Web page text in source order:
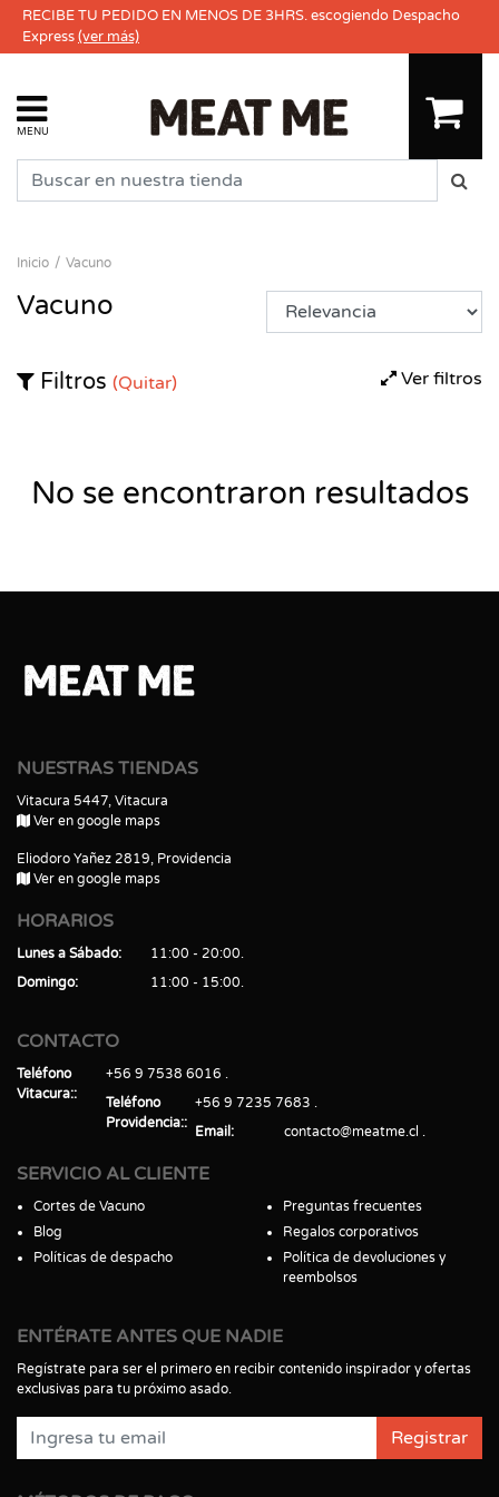
RECIBE TU PEDIDO EN MENOS DE 3HRS. escogiendo Despacho
Express(ver más)
MENU
Inicio Vacuno
Vacuno
Ver filtros
Filtros (Quitar)
No se encontraron resultados
NUESTRAS TIENDAS
Vitacura 5447, Vitacura
Ver en google maps
Eliodoro Yañez 2819, Providencia
Ver en google maps
HORARIOS
Lunes a Sábado
11:00 - 20:00
Domingo
11:00 - 15:00
CONTACTO
Teléfono
Vitacura:
+56 9 7538 6016
Teléfono
Providencia:
+56 9 7235 7683
Email
contacto@meatme.cl
SERVICIO AL CLIENTE
Cortes de Vacuno
Blog
Políticas de despacho
Preguntas frecuentes
Regalos corporativos
Política de devoluciones y
reembolsos
ENTÉRATE ANTES QUE NADIE
Regístrate para ser el primero en recibir contenido inspirador y ofertas
exclusivas para tu próximo asado.
Registrar